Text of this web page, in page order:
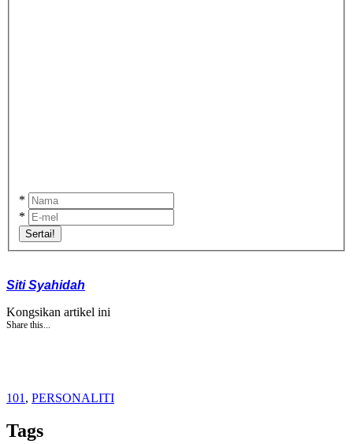
*
*
Sertai!
Siti Syahidah
Kongsikan artikel ini
Share this...
101 , PERSONALITI
Tags